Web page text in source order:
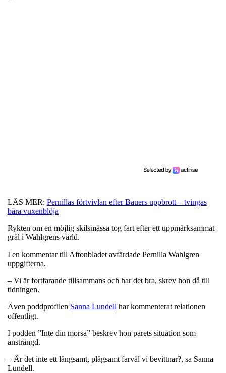
LÄS MER: Pernillas förtvivlan efter Bauers uppbrott – tvingas
bära vuxenblöja
Rykten om en möjlig skilsmässa tog fart efter ett uppmärksammat
gräl i Wahlgrens värld.
I en kommentar till Aftonbladet avfärdade Pernilla Wahlgren
uppgifterna.
– Vi är fortfarande tillsammans och har det bra, skrev hon då till
tidningen.
Även poddprofilen Sanna Lundell har kommenterat relationen
offentligt.
I podden ”Inte din morsa” beskrev hon parets situation som
ansträngd.
– Är det inte ett långsamt, plågsamt farväl vi bevittnar?, sa Sanna
Lundell.